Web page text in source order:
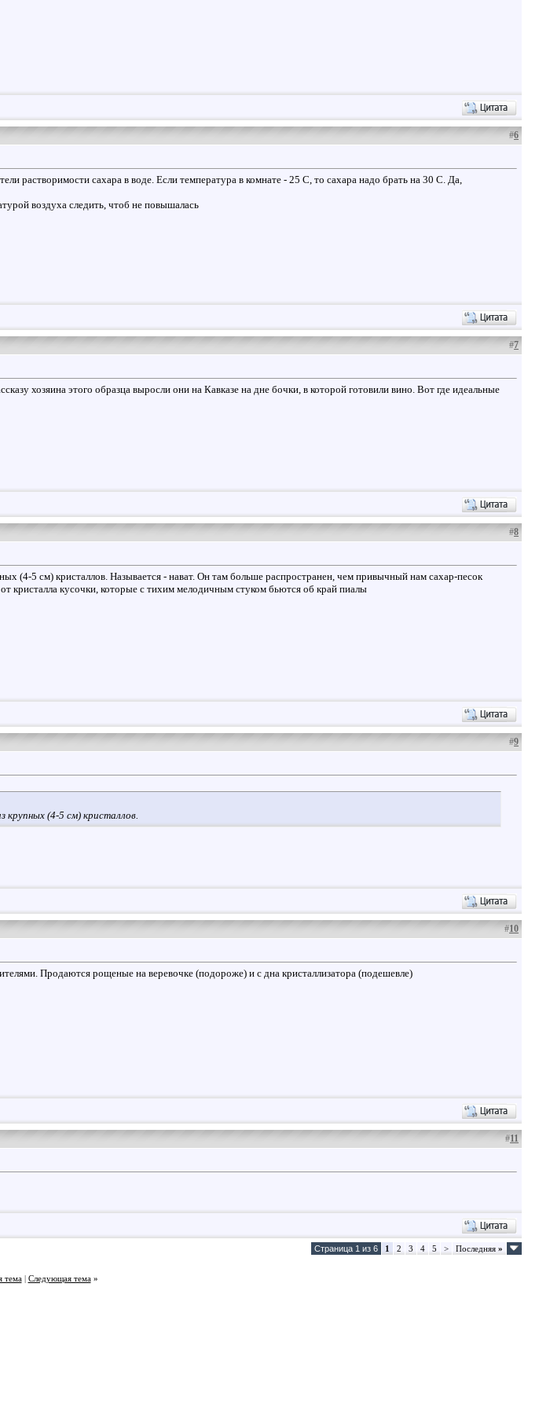
#6
растворимости сахара в воде. Если температура в комнате - 25 С, то сахара надо брать на 30 С. Да,
воздуха следить, чтоб не повышалась
#7
хозяина этого образца выросли они на Кавказе на дне бочки, в которой готовили вино. Вот где идеальные
#8
(4-5 см) кристаллов. Называется - нават. Он там больше распространен, чем привычный нам сахар-песок
кристалла кусочки, которые с тихим мелодичным стуком бьются об край пиалы
#9
крупных (4-5 см) кристаллов.
#10
Продаются рощеные на веревочке (подороже) и с дна кристаллизатора (подешевле)
#11
Страница 1 из 6 1 2 3 4 5 > Последняя »
тема| Следующая тема »